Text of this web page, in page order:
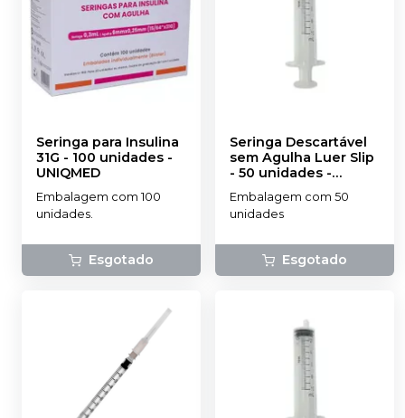
Seringa para Insulina
31G - 100 unidades -
UNIQMED
Embalagem com 100
unidades.
Esgotado
Seringa Descartável
sem Agulha Luer Slip
- 50 unidades -
PROCARE
Embalagem com 50
unidades
Esgotado